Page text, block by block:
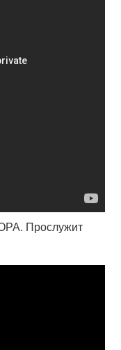
Прослужит